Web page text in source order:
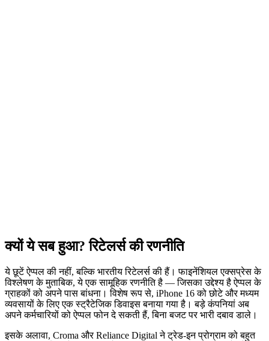
क्यों ये सब हुआ? रिटेलर्स की रणनीति
ये छूटें ऐप्पल की नहीं, बल्कि भारतीय रिटेलर्स की हैं। फाइनेंशियल एक्सप्रेस के
विश्लेषण के मुताबिक, ये एक सामूहिक रणनीति है — जिसका उद्देश्य है ऐप्पल के
ग्राहकों को अपने पास बांधना। विशेष रूप से, iPhone 16को छोटे और मध्यम
व्यवसायों के लिए एक स्ट्रैटेजिक डिवाइस बनाया गया है। बड़े कंपनियां अब
अपने कर्मचारियों को ऐप्पल फोन दे सकती हैं, बिना बजट पर भारी दबाव डाले।
इसके अलावा, Croma औरReliance Digital ने ट्रेड-इन प्रोग्राम को बहुत